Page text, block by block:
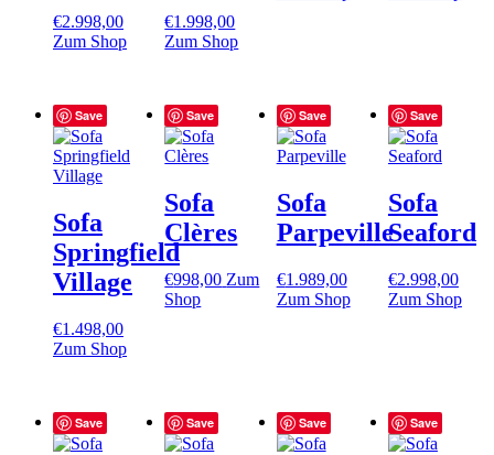
€2.998,00
Zum Shop
€1.998,00
Zum Shop
Save
Sofa
Springfield
Village
€1.498,00
Zum Shop
Save
Sofa
Clères
€998,00 Zum
Shop
Save
Sofa
Parpeville
€1.989,00
Zum Shop
Save
Sofa
Seaford
€2.998,00
Zum Shop
Save Save Save Save